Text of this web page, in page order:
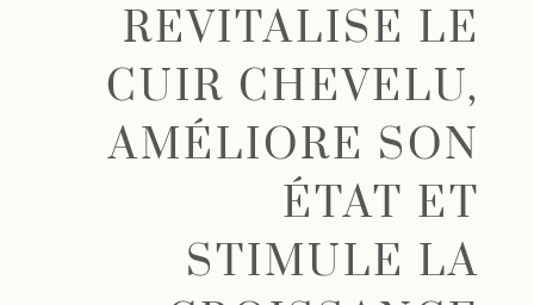
REVITALISE LE
CUIR CHEVELU,
AMÉLIORE SON
ÉTAT ET
STIMULE LA